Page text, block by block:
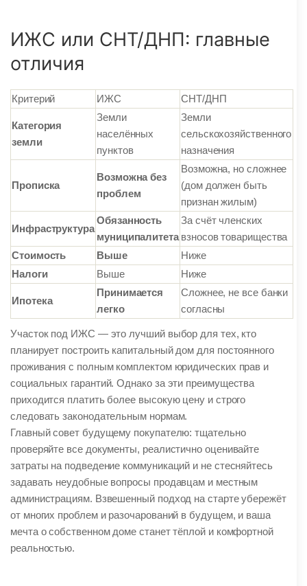
ИЖС или СНТ/ДНП: главные
отличия
Критерий ИЖС СНТ/ДНП
Категория
земли
Земли
населённых
пунктов
Земли
сельскохозяйственного
назначения
Прописка
Возможна без
проблем
Возможна, но сложнее
(дом должен быть
признан жилым)
Инфраструктура
Обязанность
муниципалитета
За счёт членских
взносов товарищества
Стоимость
Выше
Ниже
Налоги
Выше Ниже
Ипотека
Принимается
легко
Сложнее, не все банки
согласны
Участок под ИЖС — это лучший выбор для тех, кто
планирует построить капитальный дом для постоянного
проживания с полным комплектом юридических прав и
социальных гарантий. Однако за эти преимущества
приходится платить более высокую цену и строго
следовать законодательным нормам.
Главный совет будущему покупателю: тщательно
проверяйте все документы, реалистично оценивайте
затраты на подведение коммуникаций и не стесняйтесь
задавать неудобные вопросы продавцам и местным
администрациям. Взвешенный подход на старте убережёт
от многих проблем и разочарований в будущем, и ваша
мечта о собственном доме станет тёплой и комфортной
реальностью.